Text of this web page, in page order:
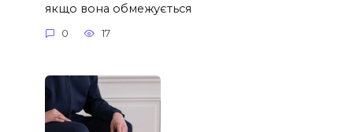
якщо вона обмежується
0 17